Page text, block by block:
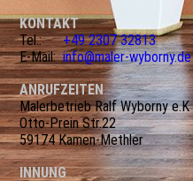
KONTAKT
Tel.:+49 2307 32813
E-Mail:info@maler-wyborny.de
ANRUFZEITEN
Malerbetrieb Ralf Wyborny e.K
Otto-Prein Str.22
59174 Kamen-Methler
INNUNG